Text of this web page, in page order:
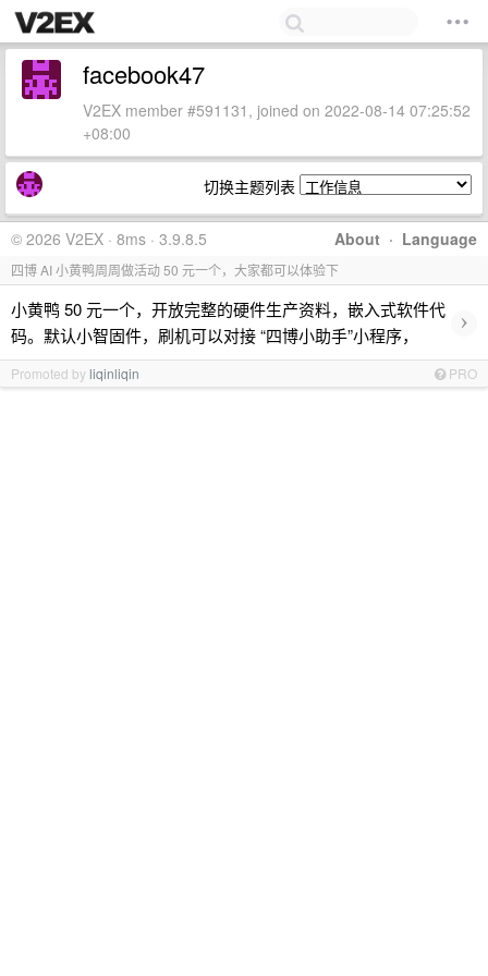
facebook47
V2EX member #591131, joined on 2022-08-14 07:25:52
+08:00
切换主题列表
About · Language
© 2026 V2EX · 8ms · 3.9.8.5
四博 AI 小黄鸭周周做活动 50 元一个，大家都可以体验下
小黄鸭 50 元一个，开放完整的硬件生产资料，嵌入式软件代
码。默认小智固件，刷机可以对接 “四博小助手”小程序，
›
Promoted byliqinliqin PRO